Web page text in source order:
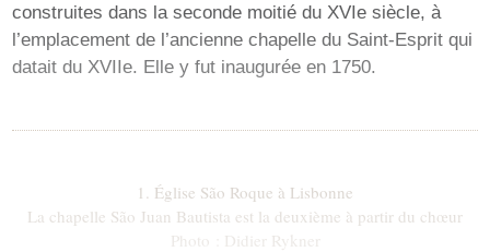
construites dans la seconde moitié du XVIe siècle, à
l’emplacement de l’ancienne chapelle du Saint-Esprit qui
datait du XVIIe. Elle y fut inaugurée en 1750.
1. Église São Roque à Lisbonne
La chapelle São Juan Bautista est la deuxième à partir du chœur
Photo : Didier Rykner